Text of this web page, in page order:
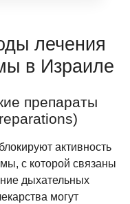
лечения
в Израиле
препараты
активность
с которой связаны
дыхательных
могут